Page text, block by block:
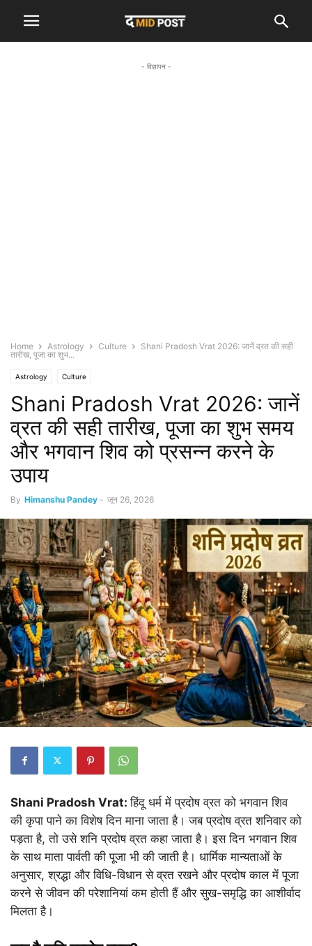
- विज्ञापन -
Home Astrology Culture
Shani Pradosh Vrat 2026: जानें व्रत की सही
तारीख, पूजा का शुभ...
Astrology Culture
Shani Pradosh Vrat 2026: जानें
व्रत की सही तारीख, पूजा का शुभ समय
और भगवान शिव को प्रसन्न करने के
उपाय
By Himanshu Pandey - जून 26, 2026
Shani Pradosh Vrat:हिंदू धर्म में प्रदोष व्रत को भगवान शिव
की कृपा पाने का विशेष दिन माना जाता है। जब प्रदोष व्रत शनिवार को
पड़ता है, तो उसे शनि प्रदोष व्रत कहा जाता है। इस दिन भगवान शिव
के साथ माता पार्वती की पूजा भी की जाती है। धार्मिक मान्यताओं के
अनुसार, श्रद्धा और विधि-विधान से व्रत रखने और प्रदोष काल में पूजा
करने से जीवन की परेशानियां कम होती हैं और सुख-समृद्धि का आशीर्वाद
मिलता है।